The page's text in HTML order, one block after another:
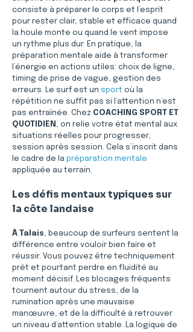
consiste à préparer le corps et l’esprit
pour rester clair, stable et efficace quand
la houle monte ou quand le vent impose
un rythme plus dur. En pratique, la
préparation mentale aide à transformer
l’énergie en actions utiles: choix de ligne,
timing de prise de vague, gestion des
erreurs. Le surf est un sport où la
répétition ne suffit pas si l’attention n’est
pas entraînée. Chez COACHING SPORT ET
QUOTIDIEN , on relie votre état mental aux
situations réelles pour progresser,
session après session. Cela s’inscrit dans
le cadre de la préparation mentale
appliquée au terrain.
Les défis mentaux typiques sur
la côte landaise
À Talais, beaucoup de surfeurs sentent la
différence entre vouloir bien faire et
réussir. Vous pouvez être techniquement
prêt et pourtant perdre en fluidité au
moment décisif. Les blocages fréquents
tournent autour du stress, de la
rumination après une mauvaise
manœuvre, et de la difficulté à retrouver
un niveau d’attention stable. La logique de